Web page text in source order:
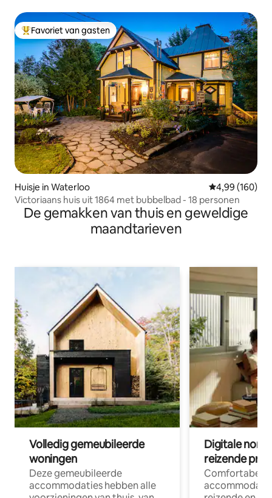
Topfavoriet van gasten
Favoriet van gasten
Huisje in Waterloo Gemiddelde
4,99 (160)
Victoriaans huis uit 1864 met bubbelbad - 18 personen
De gemakken van thuis en geweldige
maandtarieven
Volledig gemeubileerde
woningen
Deze gemeubileerde
accommodaties hebben alle
Digitale
reizende
Comfortabele